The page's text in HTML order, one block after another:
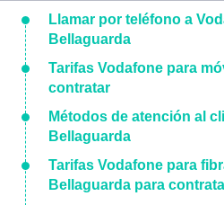
Llamar por teléfono a
Bellaguarda
Tarifas Vodafone para
contratar
Métodos de atención al
Bellaguarda
Tarifas Vodafone para
Bellaguarda para